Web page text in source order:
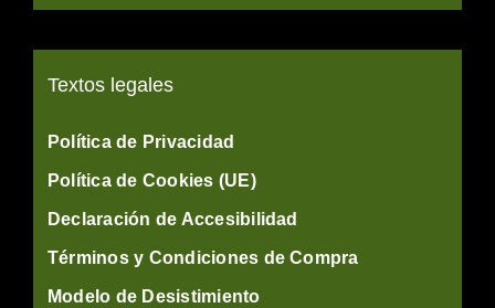
Textos legales
Política de Privacidad
Política de Cookies (UE)
Declaración de Accesibilidad
Términos y Condiciones de Compra
Modelo de Desistimiento